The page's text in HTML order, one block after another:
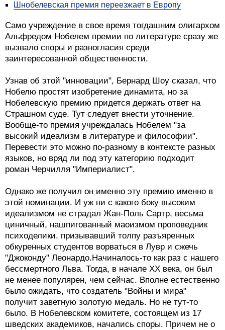
Шнобелевская премия переезжает в Европу
Само учреждение в свое время тогдашним олигархом
Альфредом Нобелем премии по литературе сразу же
вызвало споры и разногласия среди
заинтересованной общественности.
Узнав об этой "инновации", Бернард Шоу сказал, что
Нобелю простят изобретение динамита, но за
Нобелевскую премию придется держать ответ на
Страшном суде. Тут следует внести уточнение.
Вообще-то премия учреждалась Нобелем "за
высокий идеализм в литературе и философии".
Перевести это можно по-разному в контексте разных
языков, но вряд ли под эту категорию подходит
роман Черчилля "Империалист".
Однако же получил он именно эту премию именно в
этой номинации. И уж ни с какого боку высоким
идеализмом не страдал Жан-Поль Сартр, весьма
циничный, нашпигованный маоизмом проповедник
психоделики, призывавший толпу разъяренных
обкуренных студентов ворваться в Лувр и сжечь
"Джоконду" Леонардо.Начиналось-то как раз с нашего
бессмертного Льва. Тогда, в начале ХХ века, он был
не менее популярен, чем сейчас. Вполне естественно
было ожидать, что создатель "Войны и мира"
получит заветную золотую медаль. Но не тут-то
было. В Нобелевском комитете, состоящем из 17
шведских академиков, начались споры. Причем не о